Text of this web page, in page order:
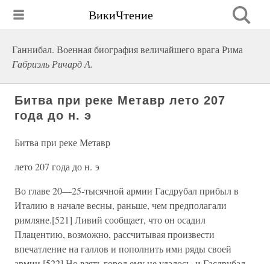
ВикиЧтение
Ганнибал. Военная биография величайшего врага Рима
Габриэль Ричард А.
Битва при реке Метавр лето 207
года до н. э
Битва при реке Метавр
лето 207 года до н. э
Во главе 20—25-тысячной армии Гасдрубал прибыл в
Италию в начале весны, раньше, чем предполагали
римляне.[521] Ливий сообщает, что он осадил
Плацентию, возможно, рассчитывая произвести
впечатление на галлов и пополнить ими ряды своей